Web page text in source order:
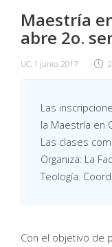
Maestría
abre 2o.
UC, 1 junio, 2017
Las
la Maestría en
Las clases
Organiza: La
Teología.
Con el objetivo de